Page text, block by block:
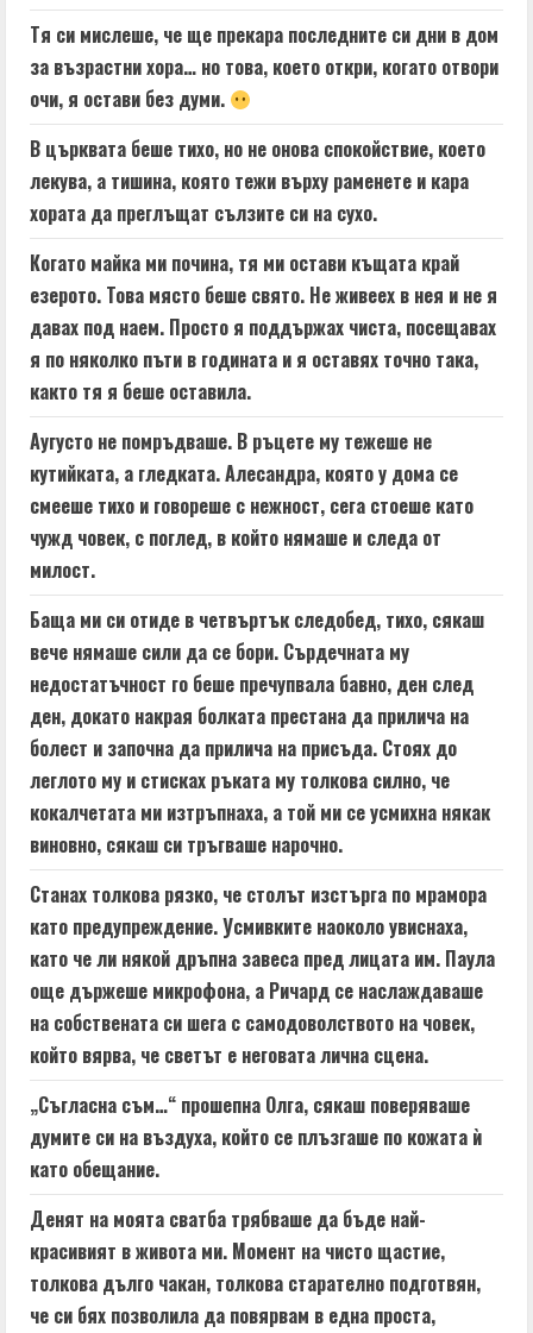
Тя си мислеше, че ще прекара последните си дни в дом
за възрастни хора… но това, което откри, когато отвори
очи, я остави без думи.
В църквата беше тихо, но не онова спокойствие, което
лекува, а тишина, която тежи върху раменете и кара
хората да преглъщат сълзите си на сухо.
Когато майка ми почина, тя ми остави къщата край
езерото. Това място беше свято. Не живеех в нея и не я
давах под наем. Просто я поддържах чиста, посещавах
я по няколко пъти в годината и я оставях точно така,
както тя я беше оставила.
Аугусто не помръдваше. В ръцете му тежеше не
кутийката, а гледката. Алесандра, която у дома се
смееше тихо и говореше с нежност, сега стоеше като
чужд човек, с поглед, в който нямаше и следа от
милост.
Баща ми си отиде в четвъртък следобед, тихо, сякаш
вече нямаше сили да се бори. Сърдечната му
недостатъчност го беше пречупвала бавно, ден след
ден, докато накрая болката престана да прилича на
болест и започна да прилича на присъда. Стоях до
леглото му и стисках ръката му толкова силно, че
кокалчетата ми изтръпнаха, а той ми се усмихна някак
виновно, сякаш си тръгваше нарочно.
Станах толкова рязко, че столът изстърга по мрамора
като предупреждение. Усмивките наоколо увиснаха,
като че ли някой дръпна завеса пред лицата им. Паула
още държеше микрофона, а Ричард се наслаждаваше
на собствената си шега с самодоволството на човек,
който вярва, че светът е неговата лична сцена.
„Съгласна съм…“ прошепна Олга, сякаш поверяваше
думите си на въздуха, който се плъзгаше по кожата ѝ
като обещание.
Денят на моята сватба трябваше да бъде най-
красивият в живота ми. Момент на чисто щастие,
толкова дълго чакан, толкова старателно подготвян,
че си бях позволила да повярвам в една проста,